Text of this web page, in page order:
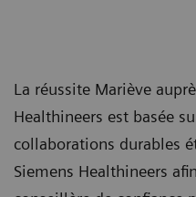
La réussite Mariève
Healthineers est basée
collaborations durables
Siemens Healthineers